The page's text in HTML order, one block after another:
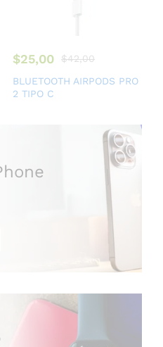
$25,00 $42,00
BLUETOOTH AIRPODS PRO
2 TIPO C